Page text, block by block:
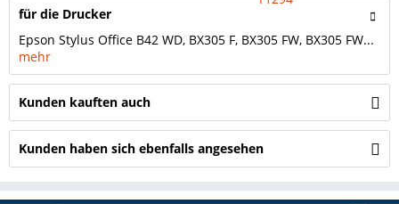
für die Drucker
Epson Stylus Office B42 WD, BX305 F, BX305 FW, BX305 FW...
mehr
Kunden kauften auch
Kunden haben sich ebenfalls angesehen